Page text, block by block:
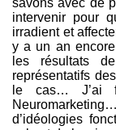
savons avec de
intervenir pour
irradient et
y a un an
les résultats
représentatifs
le cas… J’ai
d’idéologies